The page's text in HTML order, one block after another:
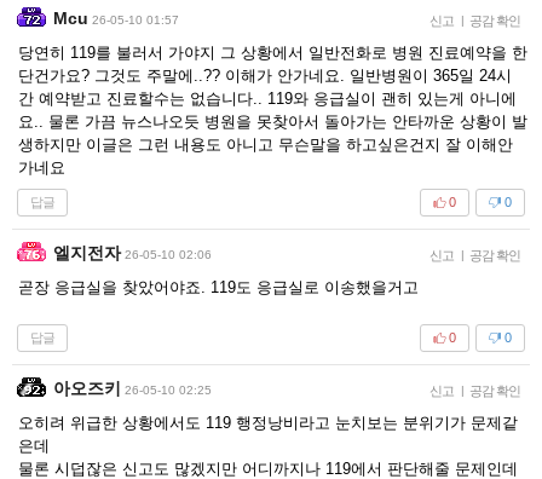
Mcu 26-05-10 01:57 신고 | 공감 확인
당연히 119를 불러서 가야지 그 상황에서 일반전화로 병원 진료예약을 한
단건가요? 그것도 주말에..?? 이해가 안가네요. 일반병원이 365일 24시
간 예약받고 진료할수는 없습니다.. 119와 응급실이 괜히 있는게 아니에
요.. 물론 가끔 뉴스나오듯 병원을 못찾아서 돌아가는 안타까운 상황이 발
생하지만 이글은 그런 내용도 아니고 무슨말을 하고싶은건지 잘 이해안
가네요
답글 0
0
엘지전자 26-05-10 02:06 신고 | 공감 확인
곧장 응급실을 찾았어야죠. 119도 응급실로 이송했을거고
답글 0
0
아오즈키 26-05-10 02:25 신고 | 공감 확인
오히려 위급한 상황에서도 119 행정낭비라고 눈치보는 분위기가 문제같
은데
물론 시덥잖은 신고도 많겠지만 어디까지나 119에서 판단해줄 문제인데